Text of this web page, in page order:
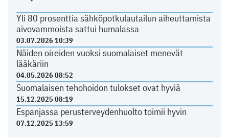
Yli 80 prosenttia sähköpotkulautailun aiheuttamista
aivovammoista sattui humalassa
03.07.2026 10:39
Näiden oireiden vuoksi suomalaiset menevät
lääkäriin
04.05.2026 08:52
Suomalaisen tehohoidon tulokset ovat hyviä
15.12.2025 08:19
Espanjassa perusterveydenhuolto toimii hyvin
07.12.2025 13:59